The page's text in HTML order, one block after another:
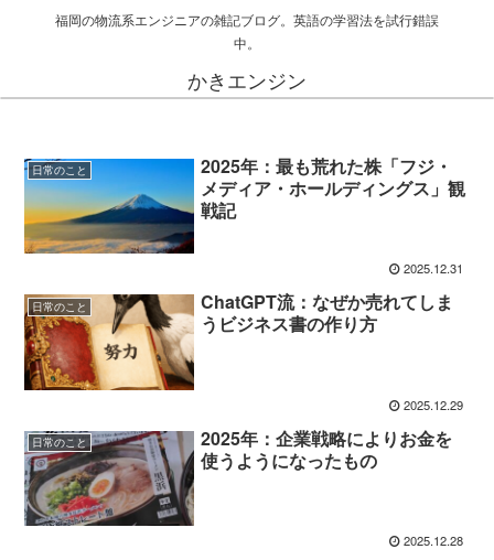
福岡の物流系エンジニアの雑記ブログ。英語の学習法を試行錯誤
中。
かきエンジン
日常のこと
2025年：最も荒れた株「フジ・
メディア・ホールディングス」観
戦記
2025.12.31
日常のこと
ChatGPT流：なぜか売れてしま
うビジネス書の作り方
2025.12.29
日常のこと
2025年：企業戦略によりお金を
使うようになったもの
2025.12.28